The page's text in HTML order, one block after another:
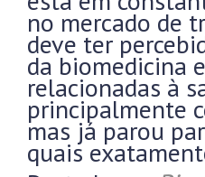
no mercado de
deve ter
da biomedicina
relacionadas à
principalmente
mas já parou
quais